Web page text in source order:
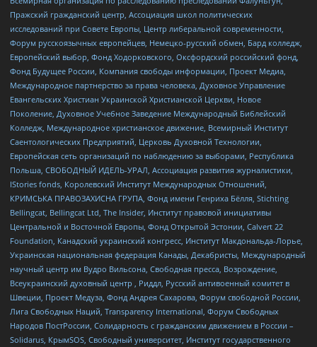
Пражский гражданский центр, Ассоциация школ политических
исследований при Совете Европы, Центр либеральной современности,
Форум русскоязычных европейцев, Немецко-русский обмен, Бард колледж,
Европейский выбор, Фонд Ходорковского, Оксфордский российский фонд,
Фонд Будущее России, Компания свободы информации, Проект Медиа,
Международное партнерство за права человека, Духовное Управление
Евангельских Христиан Украинской Христианской Церкви, Новое
Поколение, Духовное Учебное Заведение Международный Библейский
Колледж, Международное христианское движение, Всемирный Институт
Саентологических Предприятий, Церковь Духовной Технологии,
Европейская сеть организаций по наблюдению за выборами, Республика
Польша, СВОБОДНЫЙ ИДЕЛЬ-УРАЛ, Ассоциация развития журналистики,
IStories fonds, Королевский Институт Международных Отношений,
КРИМСЬКА ПРАВОЗАХИСНА ГРУПА, Фонд имени Генриха Бёлля, Stichting
Bellingcat, Bellingcat Ltd, The Insider, Институт правовой инициативы
Центральной и Восточной Европы, Фонд Открытой Эстонии, Calvert 22
Foundation, Канадский украинский конгресс, Институт Макдональда-Лорье,
Украинская национальная федерация Канады, Декабристы, Международный
научный центр им Вудро Вильсона, Свободная пресса, Возрождение,
Всеукраинский духовный центр , Риддл, Русский антивоенный комитет в
Швеции, Проект Медуза, Фонд Андрея Сахарова, Форум свободной России,
Лига Свободных Наций, Transparеncy International, Форум Свободных
Народов ПостРоссии, Солидарность с гражданским движением в России –
Solidarus, КрымSOS, Свободный университет, Институт государственного